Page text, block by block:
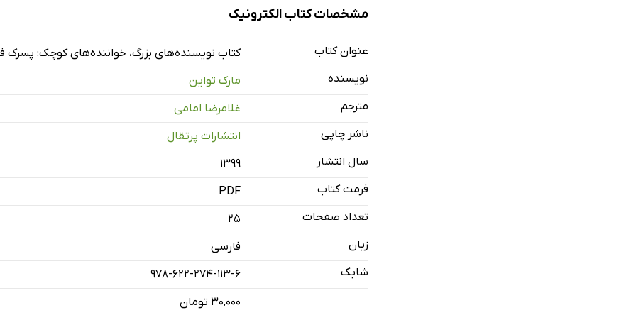
مشخصات کتاب الکترونیک
عنوان کتاب
کتاب نویسنده‌های بزرگ، خواننده‌های کوچک: پسرک
نویسنده
مارک تواین
مترجم
غلامرضا امامی
ناشر چاپی
انتشارات پرتقال
سال انتشار
۱۳۹۹
فرمت کتاب
PDF
تعداد صفحات
25
زبان
فارسی
شابک
978-622-274-113-6
۳۰,۰۰۰ تومان